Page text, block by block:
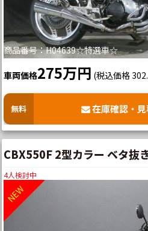
商品番号：H04639☆特選車☆
車両価格275万円 (税込価格
無料 在庫確認・
CBX550F 2型カラー ベタ抜
4人検討中